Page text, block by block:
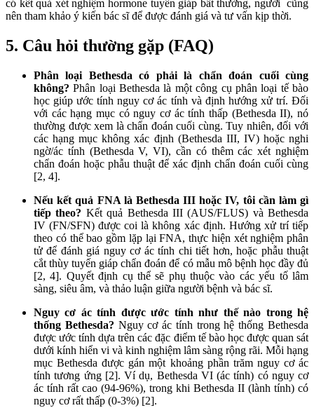
có kết quả xét nghiệm hormone tuyến giáp bất thường, người cũng
nên tham khảo ý kiến bác sĩ để được đánh giá và tư vấn kịp thời.
5. Câu hỏi thường gặp (FAQ)
Phân loại Bethesda có phải là chẩn đoán cuối cùng
không? Phân loại Bethesda là một công cụ phân loại tế bào
học giúp ước tính nguy cơ ác tính và định hướng xử trí. Đối
với các hạng mục có nguy cơ ác tính thấp (Bethesda II), nó
thường được xem là chẩn đoán cuối cùng. Tuy nhiên, đối với
các hạng mục không xác định (Bethesda III, IV) hoặc nghi
ngờ/ác tính (Bethesda V, VI), cần có thêm các xét nghiệm
chẩn đoán hoặc phẫu thuật để xác định chẩn đoán cuối cùng
[2, 4].
Nếu kết quả FNA là Bethesda III hoặc IV, tôi cần làm gì
tiếp theo? Kết quả Bethesda III (AUS/FLUS) và Bethesda
IV (FN/SFN) được coi là không xác định. Hướng xử trí tiếp
theo có thể bao gồm lặp lại FNA, thực hiện xét nghiệm phân
tử để đánh giá nguy cơ ác tính chi tiết hơn, hoặc phẫu thuật
cắt thùy tuyến giáp chẩn đoán để có mẫu mô bệnh học đầy đủ
[2, 4]. Quyết định cụ thể sẽ phụ thuộc vào các yếu tố lâm
sàng, siêu âm, và thảo luận giữa người bệnh và bác sĩ.
Nguy cơ ác tính được ước tính như thế nào trong hệ
thống Bethesda? Nguy cơ ác tính trong hệ thống Bethesda
được ước tính dựa trên các đặc điểm tế bào học được quan sát
dưới kính hiển vi và kinh nghiệm lâm sàng rộng rãi. Mỗi hạng
mục Bethesda được gán một khoảng phần trăm nguy cơ ác
tính tương ứng [2]. Ví dụ, Bethesda VI (ác tính) có nguy cơ
ác tính rất cao (94-96%), trong khi Bethesda II (lành tính) có
nguy cơ rất thấp (0-3%) [2].